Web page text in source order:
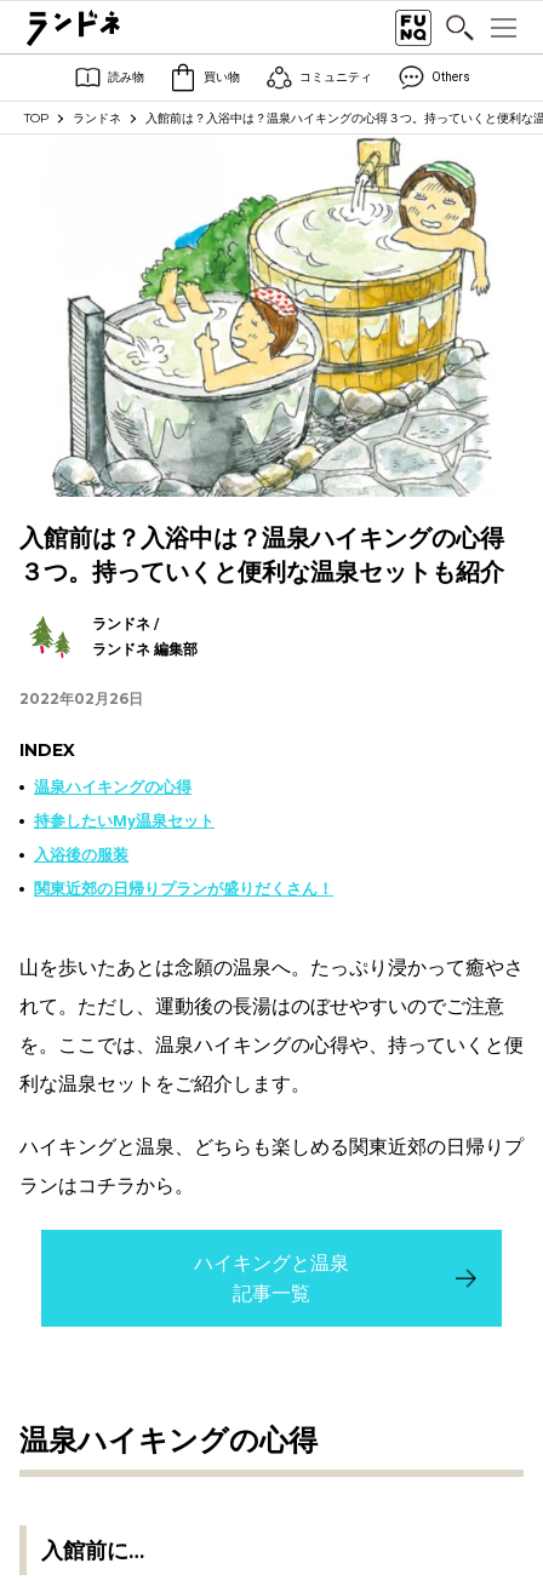
読み物 買い物 コミュニティ Others
TOP ランドネ 入館前は？入浴中は？温泉ハイキングの心得３つ。持っていくと便利な
入館前は？入浴中は？温泉ハイキングの心得
３つ。持っていくと便利な温泉セットも紹介
ランドネ /
ランドネ 編集部
2022年02月26日
INDEX
温泉ハイキングの心得
持参したいMy温泉セット
入浴後の服装
関東近郊の日帰りプランが盛りだくさん！
山を歩いたあとは念願の温泉へ。たっぷり浸かって癒やさ
れて。ただし、運動後の長湯はのぼせやすいのでご注意
を。ここでは、温泉ハイキングの心得や、持っていくと便
利な温泉セットをご紹介します。
ハイキングと温泉、どちらも楽しめる関東近郊の日帰りプ
ランはコチラから。
ハイキングと温泉
記事一覧
温泉ハイキングの心得
入館前に…